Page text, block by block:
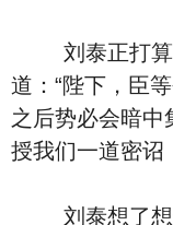
刘泰正打算
道：“陛下，臣
之后势必会暗
授我们一道密诏
刘泰想了想